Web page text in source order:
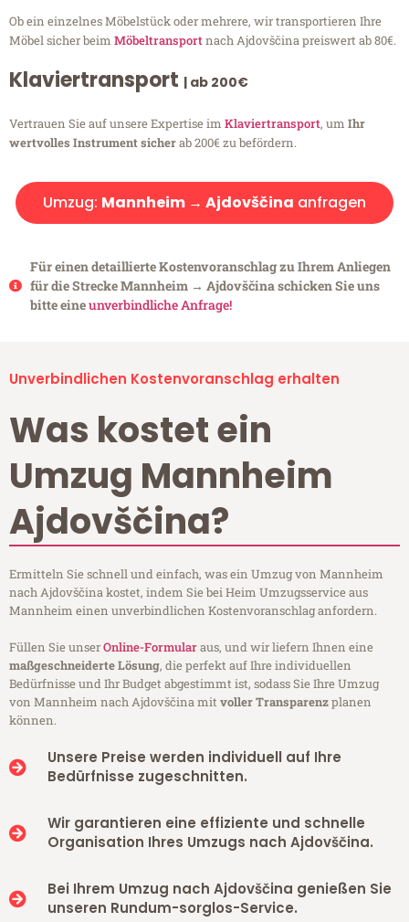
Ob ein einzelnes Möbelstück oder mehrere, wir transportieren Ihre
Möbel sicher beim Möbeltransportnach Ajdovščina preiswert ab 80€.
Klaviertransport | ab 200€
Vertrauen Sie auf unsere Expertise im Klaviertransport, um Ihr
wertvolles Instrument sicherab 200€ zu befördern.
Umzug: Mannheim → Ajdovščina anfragen
Für einen detaillierte Kostenvoranschlag zu Ihrem Anliegen
für die Strecke Mannheim → Ajdovščina schicken Sie uns
bitte eineunverbindliche Anfrage!
Unverbindlichen Kostenvoranschlag erhalten
Was kostet ein
Umzug Mannheim
Ajdovščina?
Ermitteln Sie schnell und einfach, was ein Umzug von Mannheim
nach Ajdovščina kostet, indem Sie bei Heim Umzugsservice aus
Mannheim einen unverbindlichen Kostenvoranschlag anfordern.
Füllen Sie unserOnline-Formularaus, und wir liefern Ihnen eine
maßgeschneiderte Lösung, die perfekt auf Ihre individuellen
Bedürfnisse und Ihr Budget abgestimmt ist, sodass Sie Ihre Umzug
von Mannheim nach Ajdovščina mitvoller Transparenzplanen
können.
Unsere Preise werden individuell auf Ihre
Bedürfnisse zugeschnitten.
Wir garantieren eine effiziente und schnelle
Organisation Ihres Umzugs nach Ajdovščina.
Bei Ihrem Umzug nach Ajdovščina genießen Sie
unseren Rundum-sorglos-Service.